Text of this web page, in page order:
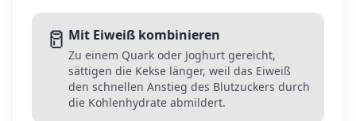
🥛 Mit Eiweiß kombinieren
Zu einem Quark oder Joghurt gereicht,
sättigen die Kekse länger, weil das Eiweiß
den schnellen Anstieg des Blutzuckers durch
die Kohlenhydrate abmildert.